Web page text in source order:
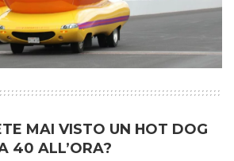
MAI VISTO UN HOT DOG
40 ALL’ORA?